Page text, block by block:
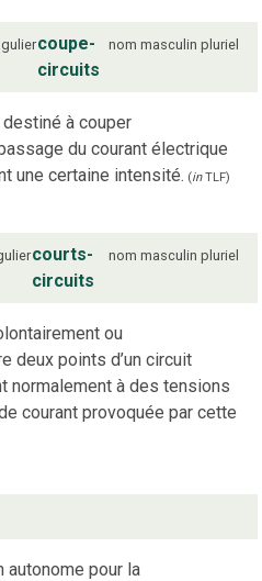
coupe-
circuits
nom masculin pluriel
à couper
du courant électrique
une certaine intensité. (inTLF)
courts-
circuits
nom masculin pluriel
ou
deux points d’un circuit
normalement à des tensions
courant provoquée par cette
autonome pour la